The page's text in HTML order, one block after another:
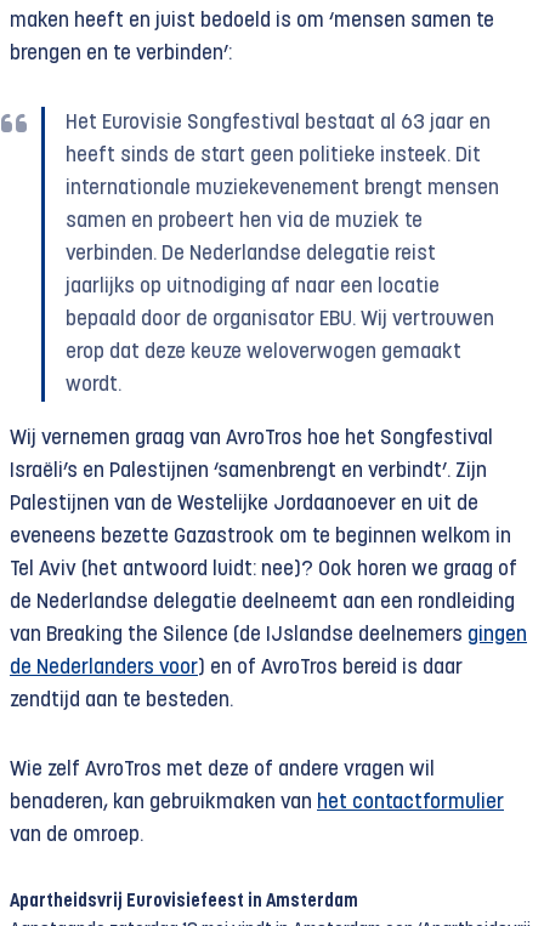
maken heeft en juist bedoeld is om ‘mensen samen te
brengen en te verbinden’:
Het Eurovisie Songfestival bestaat al 63 jaar en
heeft sinds de start geen politieke insteek. Dit
internationale muziekevenement brengt mensen
samen en probeert hen via de muziek te
verbinden. De Nederlandse delegatie reist
jaarlijks op uitnodiging af naar een locatie
bepaald door de organisator EBU. Wij vertrouwen
erop dat deze keuze weloverwogen gemaakt
wordt.
Wij vernemen graag van AvroTros hoe het Songfestival
Israëli’s en Palestijnen ‘samenbrengt en verbindt’. Zijn
Palestijnen van de Westelijke Jordaanoever en uit de
eveneens bezette Gazastrook om te beginnen welkom in
Tel Aviv (het antwoord luidt: nee)? Ook horen we graag of
de Nederlandse delegatie deelneemt aan een rondleiding
van Breaking the Silence (de IJslandse deelnemers gingen
de Nederlanders voor) en of AvroTros bereid is daar
zendtijd aan te besteden.
Wie zelf AvroTros met deze of andere vragen wil
benaderen, kan gebruikmaken van het contactformulier
van de omroep.
Apartheidsvrij Eurovisiefeest in Amsterdam